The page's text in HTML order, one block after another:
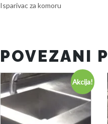
Isparivac za komoru
POVEZANI
Akcija!